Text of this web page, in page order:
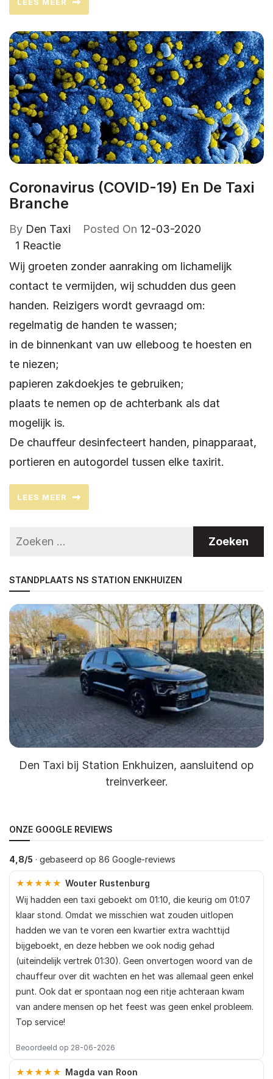
Coronavirus (COVID-19) En De Taxi
Branche
By Den Taxi Posted On 12-03-2020
1 Reactie
Wij groeten zonder aanraking om lichamelijk
contact te vermijden, wij schudden dus geen
handen. Reizigers wordt gevraagd om:
regelmatig de handen te wassen;
in de binnenkant van uw elleboog te hoesten en
te niezen;
papieren zakdoekjes te gebruiken;
plaats te nemen op de achterbank als dat
mogelijk is.
De chauffeur desinfecteert handen, pinapparaat,
portieren en autogordel tussen elke taxirit.
LEES MEER
STANDPLAATS NS STATION ENKHUIZEN
Den Taxi bij Station Enkhuizen, aansluitend op
treinverkeer.
ONZE GOOGLE REVIEWS
4,8/5 · gebaseerd op 86 Google-reviews
★★★★★ Wouter Rustenburg
Wij hadden een taxi geboekt om 01:10, die keurig om 01:07
klaar stond. Omdat we misschien wat zouden uitlopen
hadden we van te voren een kwartier extra wachttijd
bijgeboekt, en deze hebben we ook nodig gehad
(uiteindelijk vertrek 01:30). Geen onvertogen woord van de
chauffeur over dit wachten en het was allemaal geen enkel
punt. Ook dat er spontaan nog een ritje achteraan kwam
van andere mensen op het feest was geen enkel probleem.
Top service!
Beoordeeld op 28-06-2026
★★★★★ Magda van Roon